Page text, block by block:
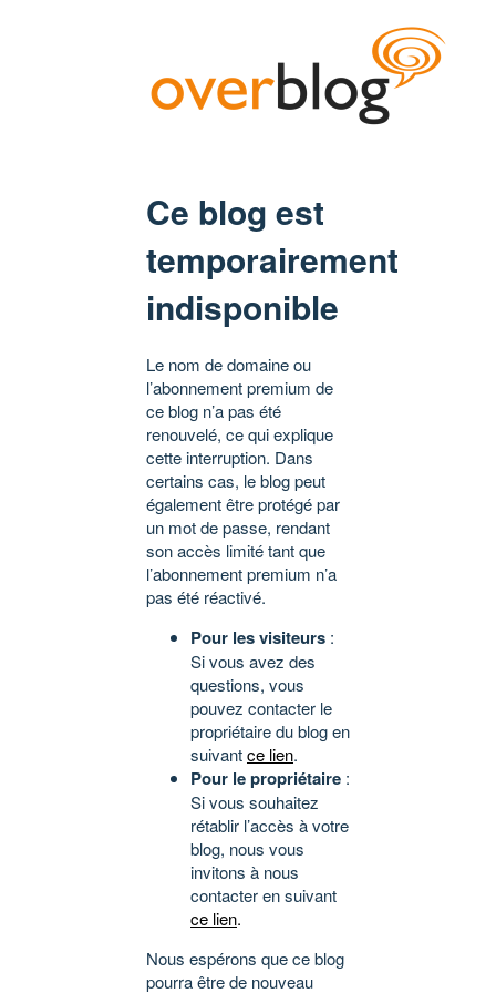
Ce blog est
temporairement
indisponible
Le nom de domaine ou
l’abonnement premium de
ce blog n’a pas été
renouvelé, ce qui explique
cette interruption. Dans
certains cas, le blog peut
également être protégé par
un mot de passe, rendant
son accès limité tant que
l’abonnement premium n’a
pas été réactivé.
Pour les visiteurs :
Si vous avez des
questions, vous
pouvez contacter le
propriétaire du blog en
suivantce lien.
Pour le propriétaire :
Si vous souhaitez
rétablir l’accès à votre
blog, nous vous
invitons à nous
contacter en suivant
ce lien.
Nous espérons que ce blog
pourra être de nouveau